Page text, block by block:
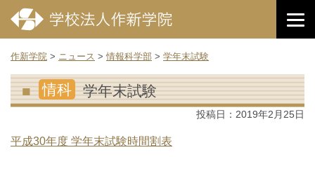
作新学院 > ニュース >情報科学部 > 学年末試験
情科 学年末試験
投稿日： 2019年2月25日
平成30年度 学年末試験時間割表